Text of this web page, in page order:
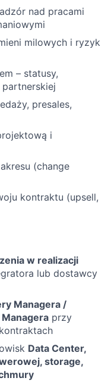
nad pracami
milowych i ryzyk
– statusy,
presales,
i
(change
kontraktu (upsell,
w realizacji
lub dostawcy
Managera /
przy
Data Center,
storage,